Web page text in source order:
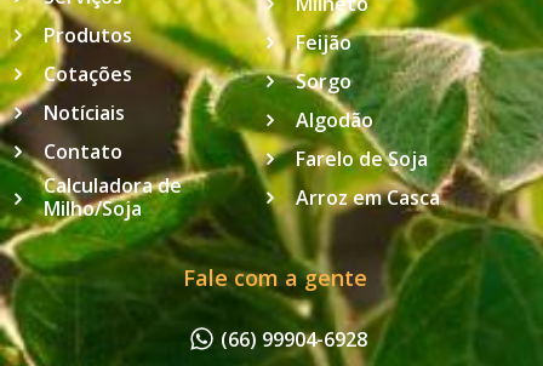
Produtos
Cotações
Notíciais
Contato
Calculadora de
Milho/Soja
Feijão
Sorgo
Algodão
Farelo de Soja
Arroz em Casca
Fale com a gente
(66) 99904-6928